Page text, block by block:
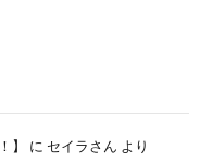
】 に セイラさん より